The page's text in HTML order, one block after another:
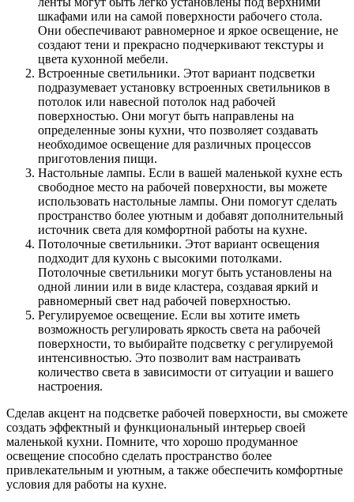
шкафами или на самой поверхности рабочего стола.
Они обеспечивают равномерное и яркое освещение, не
создают тени и прекрасно подчеркивают текстуры и
цвета кухонной мебели.
Встроенные светильники. Этот вариант подсветки
подразумевает установку встроенных светильников в
потолок или навесной потолок над рабочей
поверхностью. Они могут быть направлены на
определенные зоны кухни, что позволяет создавать
необходимое освещение для различных процессов
приготовления пищи.
Настольные лампы. Если в вашей маленькой кухне есть
свободное место на рабочей поверхности, вы можете
использовать настольные лампы. Они помогут сделать
пространство более уютным и добавят дополнительный
источник света для комфортной работы на кухне.
Потолочные светильники. Этот вариант освещения
подходит для кухонь с высокими потолками.
Потолочные светильники могут быть установлены на
одной линии или в виде кластера, создавая яркий и
равномерный свет над рабочей поверхностью.
Регулируемое освещение. Если вы хотите иметь
возможность регулировать яркость света на рабочей
поверхности, то выбирайте подсветку с регулируемой
интенсивностью. Это позволит вам настраивать
количество света в зависимости от ситуации и вашего
настроения.
Сделав акцент на подсветке рабочей поверхности, вы сможете
создать эффектный и функциональный интерьер своей
маленькой кухни. Помните, что хорошо продуманное
освещение способно сделать пространство более
привлекательным и уютным, а также обеспечить комфортные
условия для работы на кухне.